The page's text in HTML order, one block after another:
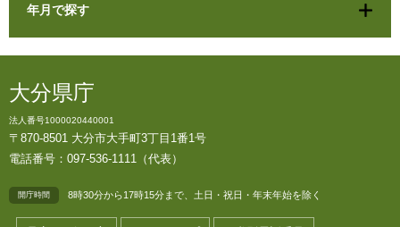
年月で探す
大分県庁
法人番号1000020440001
〒870-8501 大分市大手町3丁目1番1号
電話番号：097-536-1111（代表）
開庁時間 8時30分から17時15分まで、土日・祝日・年末年始を除く